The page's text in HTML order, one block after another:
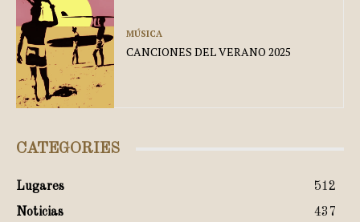
MÚSICA
CANCIONES DEL VERANO 2025
CATEGORIES
Lugares
512
Noticias
437